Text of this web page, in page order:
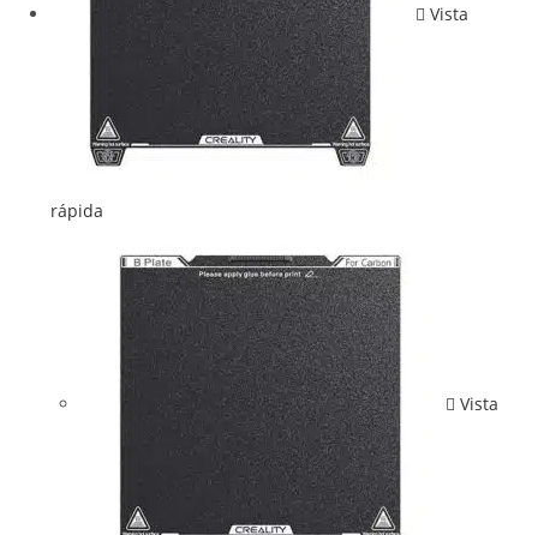
Vista
rápida
Vista